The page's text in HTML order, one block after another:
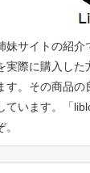
妹サイトの紹介
実際に購入した
す。その商品の
ています。「
。